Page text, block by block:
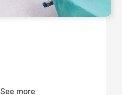
See more